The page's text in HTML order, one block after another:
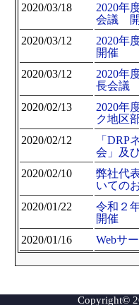
2020/03/18
2020年
会議
2020/03/12
2020
開催
2020/03/12
2020年
長会議
2020/02/13
2020年
ク地区
2020/02/12
「DRP
会」及
2020/02/10
弊社代
いての
2020/01/22
令和２
開催
2020/01/16 Webサ
Copyright©